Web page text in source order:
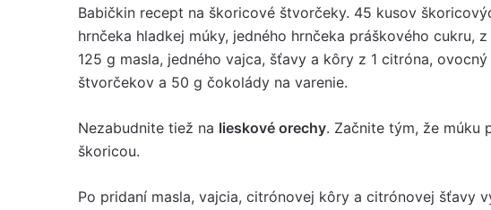
Babičkin recept na škoricové štvorčeky. 45 kusov
hrnčeka hladkej múky, jedného hrnčeka práškového cukru, z
125 g masla, jedného vajca, šťavy a kôry z 1 citróna,
štvorčekov a 50 g čokolády na varenie.
Nezabudnite tiež na lieskové orechy. Začnite tým, že múku
škoricou.
Po pridaní masla, vajcia, citrónovej kôry a citrónovej šťavy